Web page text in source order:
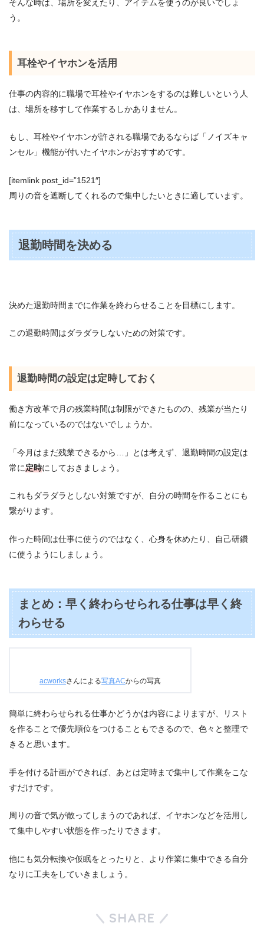
そんな時は、場所を変えたり、アイテムを使うのが良いでしょ
う。
耳栓やイヤホンを活用
仕事の内容的に職場で耳栓やイヤホンをするのは難しいという人
は、場所を移すして作業するしかありません。
もし、耳栓やイヤホンが許される職場であるならば「ノイズキャ
ンセル」機能が付いたイヤホンがおすすめです。
[itemlink post_id=”1521″]
周りの音を遮断してくれるので集中したいときに適しています。
退勤時間を決める
決めた退勤時間までに作業を終わらせることを目標にします。
この退勤時間はダラダラしないための対策です。
退勤時間の設定は定時しておく
働き方改革で月の残業時間は制限ができたものの、残業が当たり
前になっているのではないでしょうか。
「今月はまだ残業できるから…」とは考えず、退勤時間の設定は
常に定時にしておきましょう。
これもダラダラとしない対策ですが、自分の時間を作ることにも
繋がります。
作った時間は仕事に使うのではなく、心身を休めたり、自己研鑽
に使うようにしましょう。
まとめ：早く終わらせられる仕事は早く終
わらせる
acworksさんによる写真ACからの写真
簡単に終わらせられる仕事かどうかは内容によりますが、リスト
を作ることで優先順位をつけることもできるので、色々と整理で
きると思います。
手を付ける計画ができれば、あとは定時まで集中して作業をこな
すだけです。
周りの音で気が散ってしまうのであれば、イヤホンなどを活用し
て集中しやすい状態を作ったりできます。
他にも気分転換や仮眠をとったりと、より作業に集中できる自分
なりに工夫をしていきましょう。
SHARE